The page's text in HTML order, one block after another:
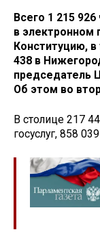
Всего 1 215
в электронном
Конституцию,
438 в
председатель
Об этом во
В столице 217
госуслуг, 858